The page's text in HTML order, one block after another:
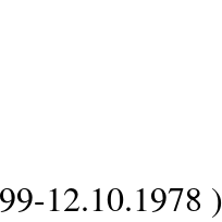
12.10.1978 )